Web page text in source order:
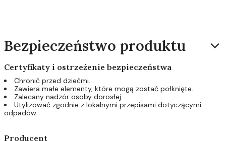
Bezpieczeństwo produktu
Certyfikaty i ostrzeżenie bezpieczeństwa
Chronić przed dziećmi.
Zawiera małe elementy, które mogą zostać połknięte.
Zalecany nadzór osoby dorosłej.
Utylizować zgodnie z lokalnymi przepisami dotyczącymi
odpadów.
Producent